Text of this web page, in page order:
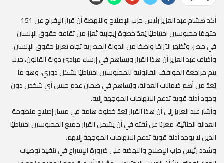
أكد هشام عبد العزيز رئيس حزب الإصلاح والنهضة أن قرار الإفراج عن 151
متهمًا محبوسين احتياطيًا يُعدّ خطوة إيجابية تُعزز من ثقافة حقوق الإنسان
في مصر، وتُظهر التزامًا واضحًا من الدولة المصرية تجاه تعزيز حقوق الإنسان.
وأضاف عبد العزيز أن هذا القرار ويساهم في إرساء مبادئ دولة القانون، حيث
يتم مراجعة المواقف القانونية للمحبوسين احتياطيًا بشكل دوري، وهو ما
يُعدّ من أهم ضمانات العدالة، ويُساهم في ضمان عدم حبس أي شخص دون
وجود أدلة قوية تدعم الاتهامات الموجهة إليه.
وأشار عبد العزيز إلى أن هذا القرار يُعدّ خطوة هامة في مسار إصلاح منظومة
العدالة الجنائية، معربًا عن ثقته في أن يشمل القرار جميع المحبوسين احتياطيًا
الذين لا يوجد أدلة قوية تدعم الاتهامات الموجهة إليهم.
وشدد رئيس حزب الإصلاح والنهضة على ضرورة الإسراع في تنفيذ توصيات